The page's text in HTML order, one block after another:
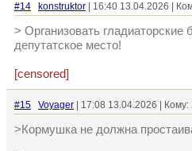
#14 konstruktor | 16:40 13.04.2026 |
> Организовать
депутатское место!
[censored]
#15 Voyager | 17:08 13.04.2026 |
>Кормушка не должна